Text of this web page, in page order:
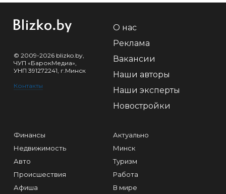
© 2009-2026 blizko.by,
ЧУП «БарокМедиа»,
УНП 391272241, г.Минск
Контакты
О нас
Реклама
Вакансии
Наши авторы
Наши эксперты
Новостройки
Финансы
Недвижимость
Авто
Происшествия
Афиша
Актуально
Минск
Туризм
Работа
В мире